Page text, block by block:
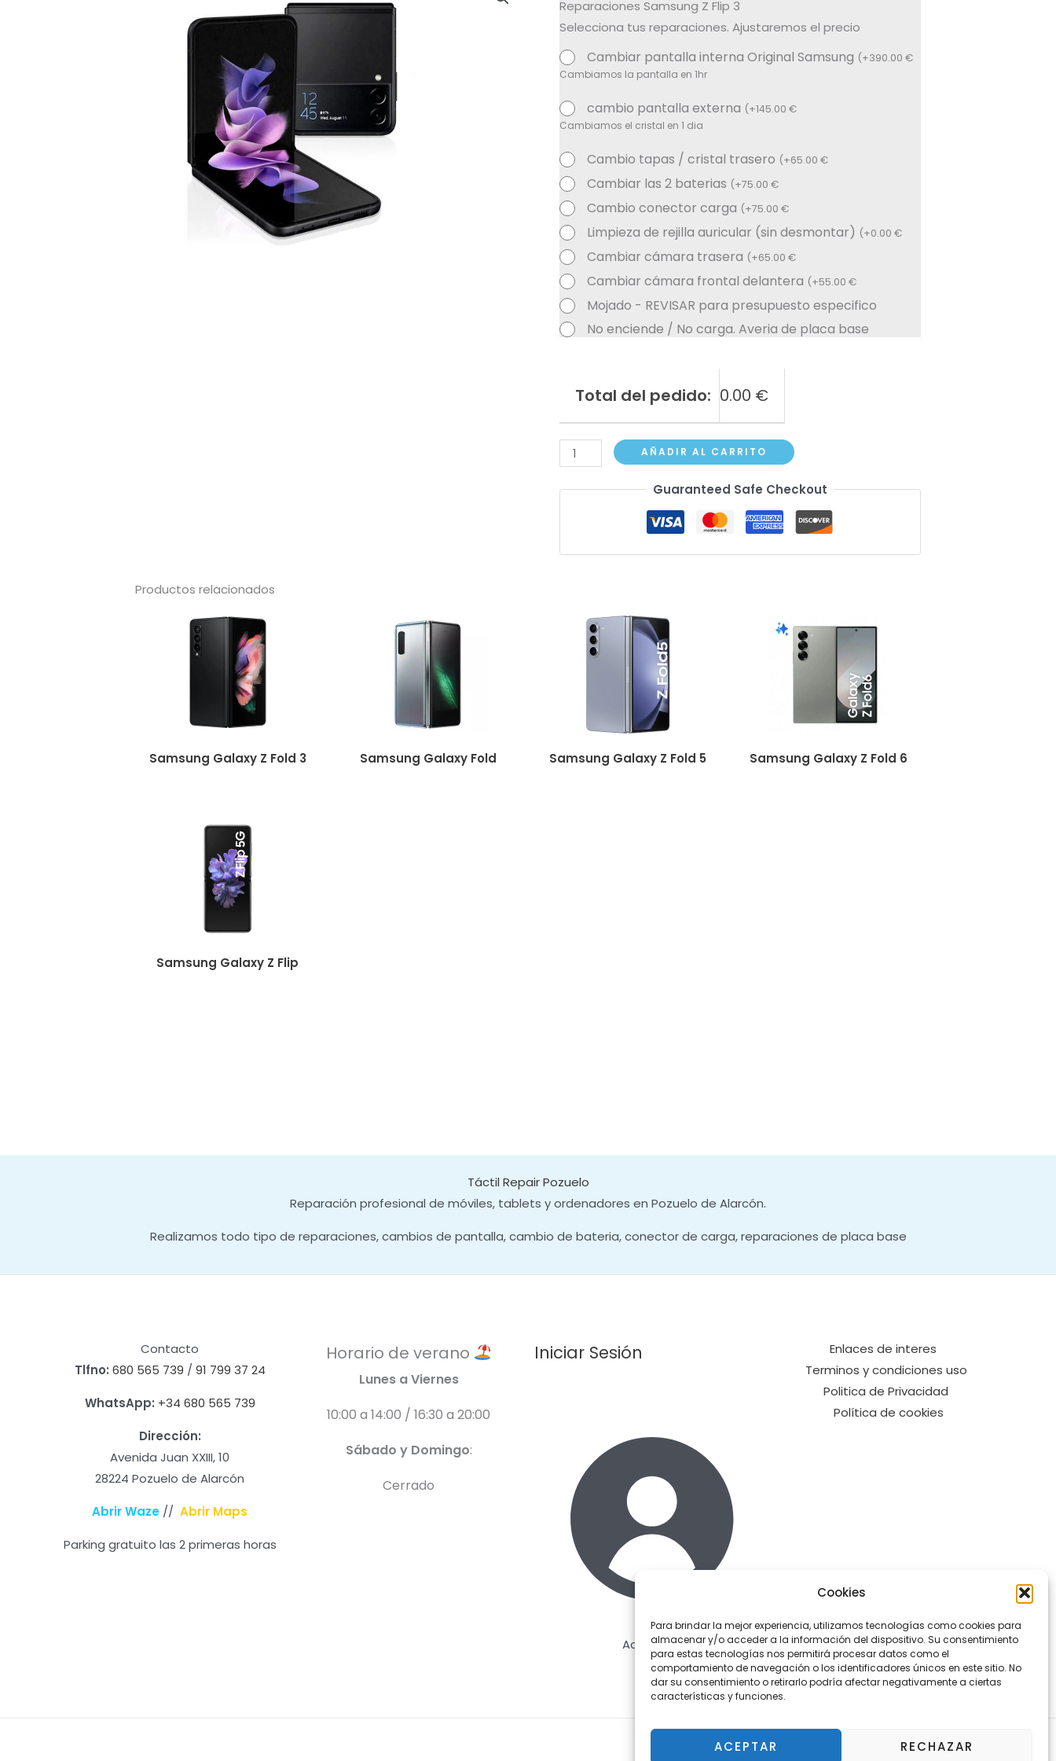
Cookies
Para brindar la mejor experiencia, utilizamos tecnologías como cookies para
almacenar y/o acceder a la información del dispositivo. Su consentimiento
para estas tecnologías nos permitirá procesar datos como el
comportamiento de navegación o los identificadores únicos en este sitio. No
dar su consentimiento o retirarlo podría afectar negativamente a ciertas
características y funciones.
ACEPTAR RECHAZAR
Reparaciones Samsung Z Flip 3
Selecciona tus reparaciones. Ajustaremos el precio
Cambiar pantalla interna Original Samsung (+390.00 €
Cambiamos la pantalla en 1hr
cambio pantalla externa (+145.00 €
Cambiamos el cristal en 1 dia
Cambio tapas / cristal trasero (+65.00 €
Cambiar las 2 baterias (+75.00 €
Cambio conector carga (+75.00 €
Limpieza de rejilla auricular (sin desmontar) (+0.00 €
Cambiar cámara trasera (+65.00 €
Cambiar cámara frontal delantera (+55.00 €
Mojado - REVISAR para presupuesto especifico
No enciende / No carga. Averia de placa base
Total del pedido: 0.00 €
Samsung
Galaxy
Z
cantidad
AÑADIR AL CARRITO
Guaranteed Safe Checkout
Productos relacionados
Samsung Galaxy Z Fold 3 Samsung Galaxy Fold Samsung Galaxy Z Fold 5 Samsung Galaxy Z Fold 6
Samsung Galaxy Z Flip
Táctil Repair Pozuelo
Reparación profesional de móviles, tablets y ordenadores en Pozuelo de Alarcón.
Realizamos todo tipo de reparaciones, cambios de pantalla, cambio de bateria, conector de carga, reparaciones de placa base
Contacto
Tlfno: 680 565 739 / 91 799 37 24
WhatsApp: +34 680 565 739
Dirección:
Avenida Juan XXIII, 10
28224 Pozuelo de Alarcón
Abrir Waze //Abrir Maps
Parking gratuito las 2 primeras horas
Horario de verano
Lunes a Viernes
10:00 a 14:00 / 16:30 a 20:00
Sábado y Domingo:
Cerrado
Iniciar Sesión
Acceder
Enlaces de interes
Terminos y condiciones uso
Politica de Privacidad
Política de cookies